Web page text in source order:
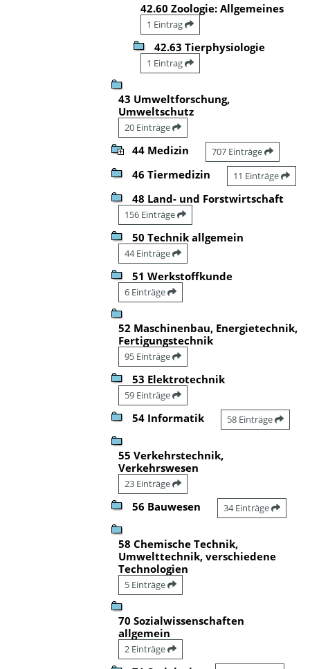
42.60 Zoologie: Allgemeines
1 Eintrag
42.63 Tierphysiologie
1 Eintrag
43 Umweltforschung,
Umweltschutz
20 Einträge
44 Medizin 707 Einträge
46 Tiermedizin 11 Einträge
48 Land- und Forstwirtschaft
156 Einträge
50 Technik allgemein
44 Einträge
51 Werkstoffkunde
6 Einträge
52 Maschinenbau, Energietechnik,
Fertigungstechnik
95 Einträge
53 Elektrotechnik
59 Einträge
54 Informatik 58 Einträge
55 Verkehrstechnik,
Verkehrswesen
23 Einträge
56 Bauwesen 34 Einträge
58 Chemische Technik,
Umwelttechnik, verschiedene
Technologien
5 Einträge
70 Sozialwissenschaften
allgemein
2 Einträge